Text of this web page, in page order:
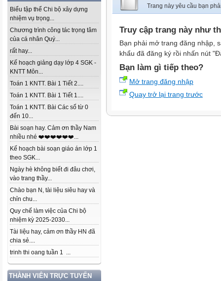
Biểu tập thể Chi bộ xây dựng
nhiệm vụ trọng...
Chương trình công tác trọng tâm
của cá nhân Quý...
rất hay...
Kế hoạch giảng dạy lớp 4 SGK -
KNTT Môn...
Toán 1 KNTT. Bài 1 Tiết 2....
Toán 1 KNTT. Bài 1 Tiết 1....
Toán 1 KNTT. Bài Các số từ 0
đến 10...
Bài soạn hay. Cảm ơn thầy Nam
nhiều nhé ❤️❤️❤️❤️❤️❤️...
Kế hoạch bài soạn giáo án lớp 1
theo SGK...
Ngày hè không biết đi đâu chơi,
vào trang thầy...
Chào bạn N, tài liệu siêu hay và
chỉn chu...
Quy chế làm việc của Chi bộ
nhiệm kỳ 2025-2030...
Tài liệu hay, cảm ơn thầy HN đã
chia sẻ....
trinh thi oang tuần 1 ...
THÀNH VIÊN TRỰC TUYẾN
Trang này yêu cầu bạn
Truy cập trang này như
Bạn phải mở trang đăng nhập,
khẩu đã đăng ký rồi nhấn nút
Bạn làm gì tiếp theo?
Mở trang đăng nhập
Quay trở lại trang trước